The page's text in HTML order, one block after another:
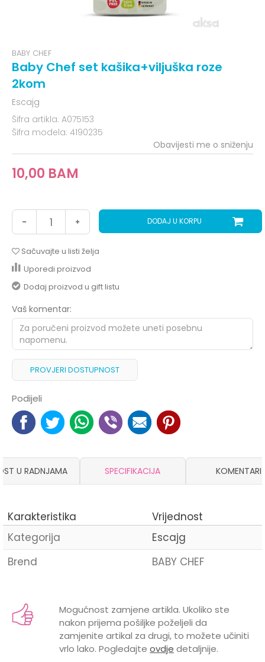
BABY CHEF
Baby Chef set kašika+viljuška roze
2kom
Escajg
Šifra artikla: A075153
Šifra modela: 4190235
10,00 BAM
Obavijesti me o sniženju
DODAJ U KORPU
Sačuvajte u listi želja
Uporedi proizvod
Dodaj proizvod u gift listu
Vaš komentar:
PROVJERI DOSTUPNOST
Podijeli
U RADNJAMA SPECIFIKACIJA KOMENTARI
Karakteristika
Vrijednost
Kategorija
Escajg
Brend
BABY CHEF
Email
Mogućnost zamjene artikla. Ukoliko ste
nakon prijema pošiljke poželjeli da
zamjenite artikal za drugi, to možete učiniti
vrlo lako. Pogledajte ovdje detaljnije.